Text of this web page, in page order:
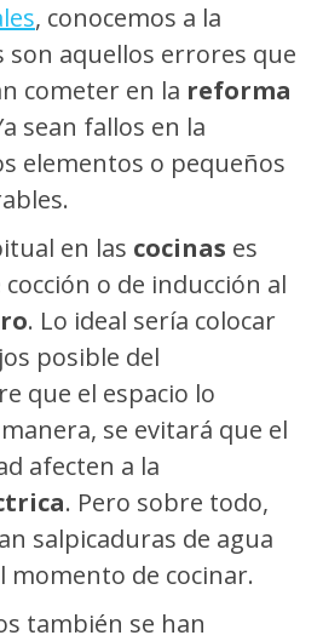
, conocemos a la
son aquellos errores que
cometer en la reforma
sean fallos en la
elementos o pequeños
en las cocinas es
o de inducción al
. Lo ideal sería colocar
posible del
que el espacio lo
se evitará que el
afecten a la
. Pero sobre todo,
salpicaduras de agua
momento de cocinar.
también se han